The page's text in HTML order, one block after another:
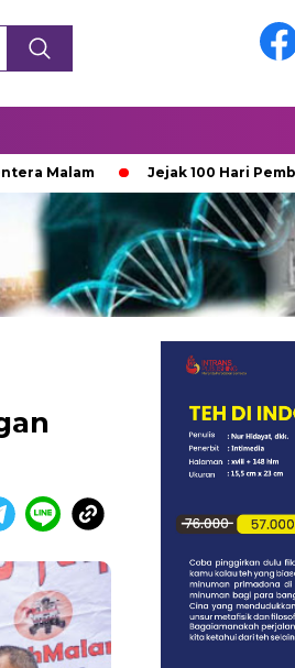
Jejak 100 Hari Pemburu Kayu